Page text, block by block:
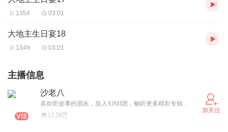
1354 03:01
大地主生日宴18
1349 03:01
主播信息
沙老八
喜欢听故事的朋友，加入XIMI团，畅听更多精彩专辑，每晚六点准时更新！
12.59万
加关注